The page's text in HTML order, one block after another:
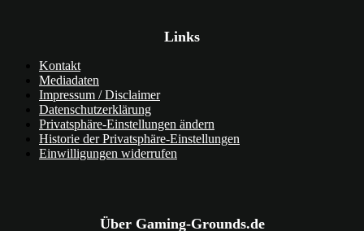
Links
Kontakt
Mediadaten
Impressum / Disclaimer
Datenschutzerklärung
Privatsphäre-Einstellungen ändern
Historie der Privatsphäre-Einstellungen
Einwilligungen widerrufen
Über Gaming-Grounds.de